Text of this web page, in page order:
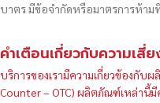
บาตร มีข้อจำกัดหรือมาตรการห้า
คำเตือนเกี่ยวกับความเสี่ย
บริการของเรามีความเกี่ยวข้องกั
Counter – OTC) ผลิตภัณฑ์เหล่านี้มี